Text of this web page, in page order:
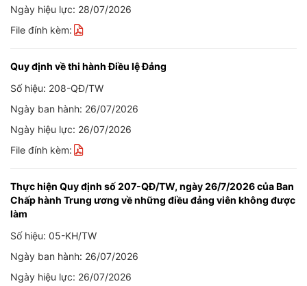
Ngày hiệu lực: 28/07/2026
File đính kèm:
Quy định về thi hành Điều lệ Đảng
Số hiệu: 208-QĐ/TW
Ngày ban hành: 26/07/2026
Ngày hiệu lực: 26/07/2026
File đính kèm:
Thực hiện Quy định số 207-QĐ/TW, ngày 26/7/2026 của Ban
Chấp hành Trung ương về những điều đảng viên không được
làm
Số hiệu: 05-KH/TW
Ngày ban hành: 26/07/2026
Ngày hiệu lực: 26/07/2026